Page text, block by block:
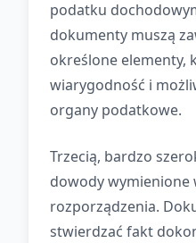
podatku
dokumenty muszą
określone elementy,
wiarygodność i
organy podatkowe.
Trzecią, bardzo
dowody wymienione
rozporządzenia.
stwierdzać fakt